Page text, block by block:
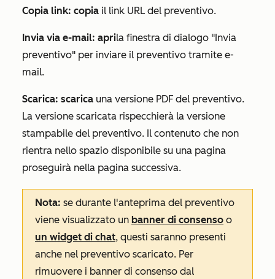
Copia link: copia il link URL del preventivo.
Invia via e-mail: aprila finestra di dialogo "Invia
preventivo" per inviare il preventivo tramite e-
mail.
Scarica: scarica una versione PDF del preventivo.
La versione scaricata rispecchierà la versione
stampabile del preventivo. Il contenuto che non
rientra nello spazio disponibile su una pagina
proseguirà nella pagina successiva.
Nota: se durante l'anteprima del preventivo
viene visualizzato un banner di consenso o
un widget di chat, questi saranno presenti
anche nel preventivo scaricato. Per
rimuovere i banner di consenso dal